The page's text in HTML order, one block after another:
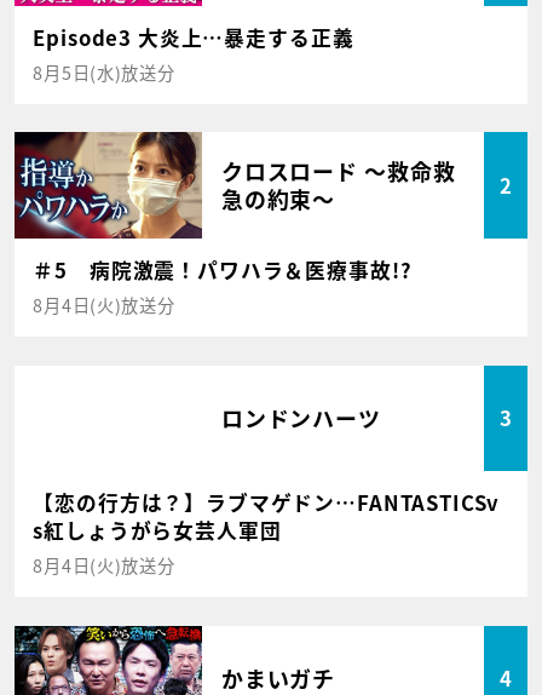
Episode3 大炎上…暴走する正義
8月5日(水)放送分
クロスロード ～救命救
急の約束～
2
＃5 病院激震！パワハラ＆医療事故!?
8月4日(火)放送分
ロンドンハーツ 3
【恋の行方は？】ラブマゲドン…FANTASTICSv
s紅しょうがら女芸人軍団
8月4日(火)放送分
かまいガチ 4